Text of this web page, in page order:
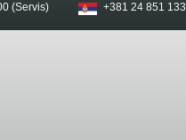
(Servis) +381 24 851 133